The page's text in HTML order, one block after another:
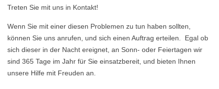
Treten Sie mit uns in Kontakt!
Wenn Sie mit einer diesen Problemen zu tun haben sollten,
können Sie uns anrufen, und sich einen Auftrag erteilen. Egal ob
sich dieser in der Nacht ereignet, an Sonn- oder Feiertagen wir
sind 365 Tage im Jahr für Sie einsatzbereit, und bieten Ihnen
unsere Hilfe mit Freuden an.